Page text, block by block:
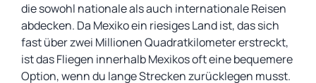
die sowohl nationale als auch internationale Reisen
abdecken. Da Mexiko ein riesiges Land ist, das sich
fast über zwei Millionen Quadratkilometer erstreckt,
ist das Fliegen innerhalb Mexikos oft eine bequemere
Option, wenn du lange Strecken zurücklegen musst.